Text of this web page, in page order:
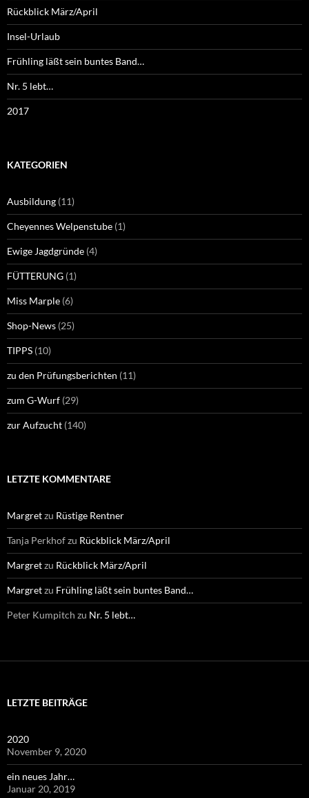
Rückblick März/April
Insel-Urlaub
Frühling läßt sein buntes Band…
Nr. 5 lebt…
2017
KATEGORIEN
Ausbildung (11)
Cheyennes Welpenstube (1)
Ewige Jagdgründe (4)
FÜTTERUNG (1)
Miss Marple (6)
Shop-News (25)
TIPPS (10)
zu den Prüfungsberichten (11)
zum G-Wurf (29)
zur Aufzucht (140)
LETZTE KOMMENTARE
Margretzu Rüstige Rentner
Tanja Perkhofzu Rückblick März/April
Margretzu Rückblick März/April
Margretzu Frühling läßt sein buntes Band…
Peter Kumpitch zu Nr. 5 lebt…
LETZTE BEITRÄGE
2020
November 9, 2020
ein neues Jahr…
Januar 20, 2019